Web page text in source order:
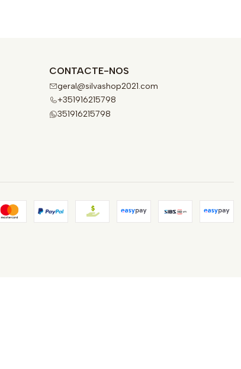
CONTACTE-NOS
geral@silvashop2021.com
+351916215798
351916215798